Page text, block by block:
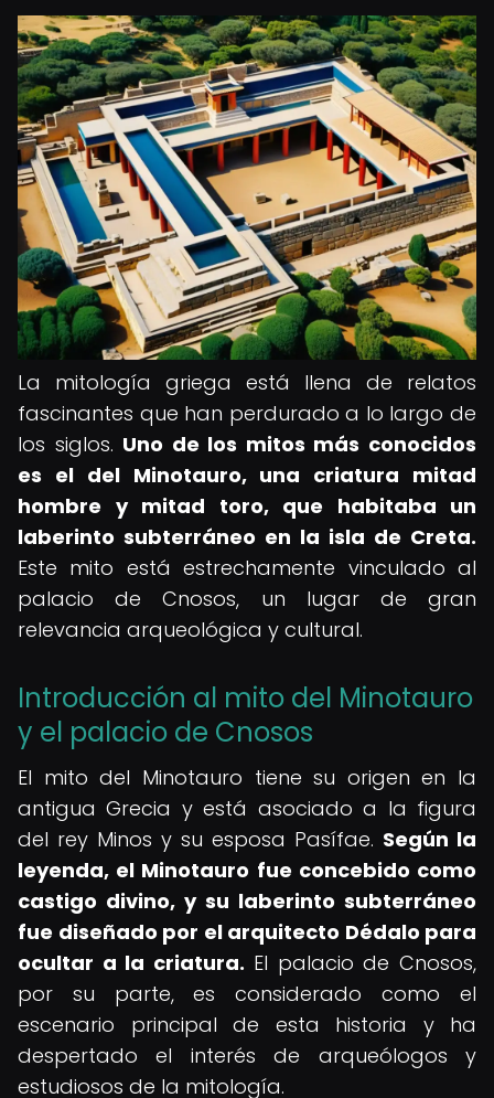
La mitología griega está llena de relatos
fascinantes que han perdurado a lo largo de
los siglos. Uno de los mitos más conocidos
es el del Minotauro, una criatura mitad
hombre y mitad toro, que habitaba un
laberinto subterráneo en la isla de Creta.
Este mito está estrechamente vinculado al
palacio de Cnosos, un lugar de gran
relevancia arqueológica y cultural.
Introducción al mito del Minotauro
y el palacio de Cnosos
El mito del Minotauro tiene su origen en la
antigua Grecia y está asociado a la figura
del rey Minos y su esposa Pasífae. Según la
leyenda, el Minotauro fue concebido como
castigo divino, y su laberinto subterráneo
fue diseñado por el arquitecto Dédalo para
ocultar a la criatura. El palacio de Cnosos,
por su parte, es considerado como el
escenario principal de esta historia y ha
despertado el interés de arqueólogos y
estudiosos de la mitología.